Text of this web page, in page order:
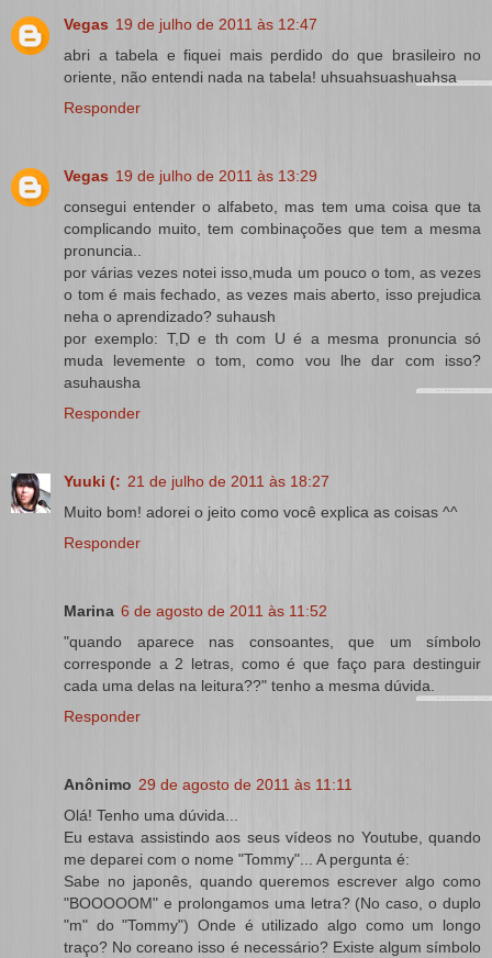
Vegas 19 de julho de 2011 às 12:47
abri a tabela e fiquei mais perdido do que brasileiro no
oriente, não entendi nada na tabela! uhsuahsuashuahsa
Responder
Vegas 19 de julho de 2011 às 13:29
consegui entender o alfabeto, mas tem uma coisa que ta
complicando muito, tem combinaçoões que tem a mesma
pronuncia..
por várias vezes notei isso,muda um pouco o tom, as vezes
o tom é mais fechado, as vezes mais aberto, isso prejudica
neha o aprendizado? suhaush
por exemplo: T,D e th com U é a mesma pronuncia só
muda levemente o tom, como vou lhe dar com isso?
asuhausha
Responder
Yuuki (: 21 de julho de 2011 às 18:27
Muito bom! adorei o jeito como você explica as coisas ^^
Responder
Marina 6 de agosto de 2011 às 11:52
"quando aparece nas consoantes, que um símbolo
corresponde a 2 letras, como é que faço para destinguir
cada uma delas na leitura??" tenho a mesma dúvida.
Responder
Anônimo 29 de agosto de 2011 às 11:11
Olá! Tenho uma dúvida...
Eu estava assistindo aos seus vídeos no Youtube, quando
me deparei com o nome "Tommy"... A pergunta é:
Sabe no japonês, quando queremos escrever algo como
"BOOOOOM" e prolongamos uma letra? (No caso, o duplo
"m" do "Tommy") Onde é utilizado algo como um longo
traço? No coreano isso é necessário? Existe algum símbolo